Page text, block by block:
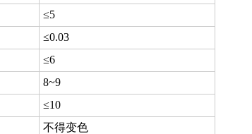
≤5
≤0.03
≤6
8~9
≤10
不得变色